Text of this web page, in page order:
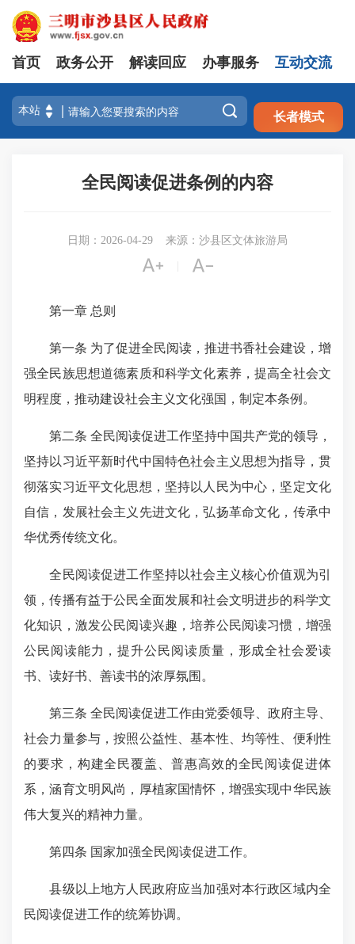
注册 登录
首页 政务公开 解读回应 办事服务 互动交流
 长者模式
全民阅读促进条例的内容
日期：2026-04-29 来源：沙县区文体旅游局
 
第一章 总则
第一条 为了促进全民阅读，推进书香社会建设，增
强全民族思想道德素质和科学文化素养，提高全社会文
明程度 ， 推动建设社会主义文化强国，制定本条例。
第二条 全民阅读促进工作坚持中国共产党的领导 ，
坚持以习近平新时代中国特色社会主义思想为指导，贯
彻落实习近平文化思想，坚持以人民为中心，坚定文化
自信，发展社会主义先进文化，弘扬革命文化，传承中
华优秀传统文化。
全民阅读促进工作坚持以社会主义核心价值观为引
领，传播有益于公民全面发展和社会文明进步的科学文
化知识，激发公民阅读兴趣，培养公民阅读习惯，增强
公民阅读能力，提升公民阅读质量，形成全社会爱读
书、读好书、善读书的浓厚氛围。
第三条 全民阅读促进工作由党委领导、政府主导、
社会力量参与，按照公益性、基本性、均等性、便利性
的要求，构建全民覆盖、普惠高效的全民阅读促进体
系，涵育文明风尚，厚植家国情怀，增强实现中华民族
伟大复兴的精神力量。
第四条 国家加强全民阅读促进工作。
县级以上地方人民政府应当加强对本行政区域内全
民阅读促进工作的统筹协调。